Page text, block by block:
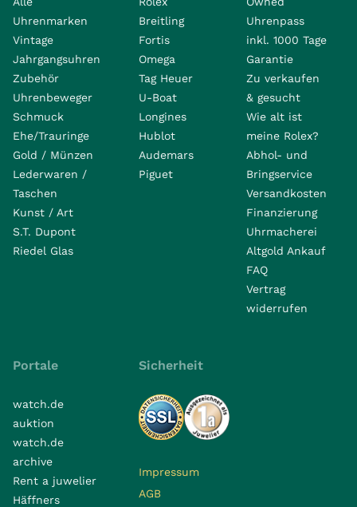
Uhrenmarken
Vintage
Jahrgangsuhren
Zubehör
Uhrenbeweger
Schmuck
Ehe/Trauringe
Gold / Münzen
Lederwaren /
Taschen
Kunst / Art
S.T. Dupont
Riedel Glas
Breitling
Fortis
Omega
Tag Heuer
U-Boat
Longines
Hublot
Audemars
Piguet
Uhrenpass
inkl. 1000 Tage
Garantie
Zu verkaufen
& gesucht
Wie alt ist
meine Rolex?
Abhol- und
Bringservice
Versandkosten
Finanzierung
Uhrmacherei
Altgold Ankauf
FAQ
Vertrag
widerrufen
Portale
watch.de
auktion
watch.de
archive
Rent a juwelier
Häffners
Sicherheit
Impressum
AGB